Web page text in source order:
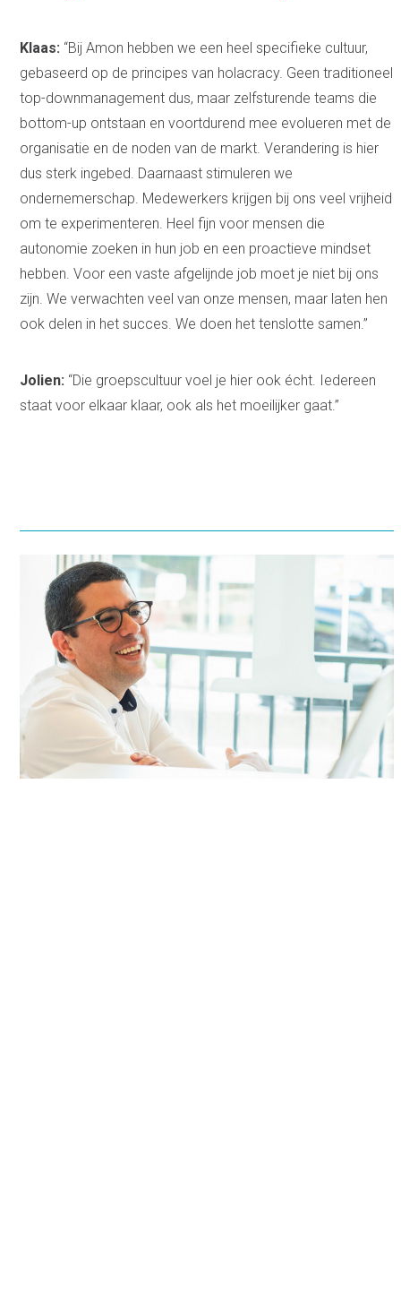
Klaas: “Bij Amon hebben we een heel specifieke cultuur,
gebaseerd op de principes van holacracy. Geen traditioneel
top-downmanagement dus, maar zelfsturende teams die
bottom-up ontstaan en voortdurend mee evolueren met de
organisatie en de noden van de markt. Verandering is hier
dus sterk ingebed. Daarnaast stimuleren we
ondernemerschap. Medewerkers krijgen bij ons veel vrijheid
om te experimenteren. Heel fijn voor mensen die
autonomie zoeken in hun job en een proactieve mindset
hebben. Voor een vaste afgelijnde job moet je niet bij ons
zijn. We verwachten veel van onze mensen, maar laten hen
ook delen in het succes. We doen het tenslotte samen.”
Jolien: “Die groepscultuur voel je hier ook écht. Iedereen
staat voor elkaar klaar, ook als het moeilijker gaat.”